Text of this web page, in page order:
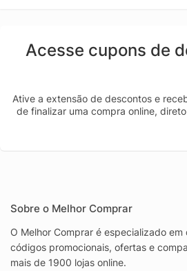
Acesse cupons de
Ative a extensão de descontos e
de finalizar uma compra online,
Sobre o Melhor Comprar
O Melhor Comprar é especializado
códigos promocionais, ofertas e
mais de 1900 lojas online.